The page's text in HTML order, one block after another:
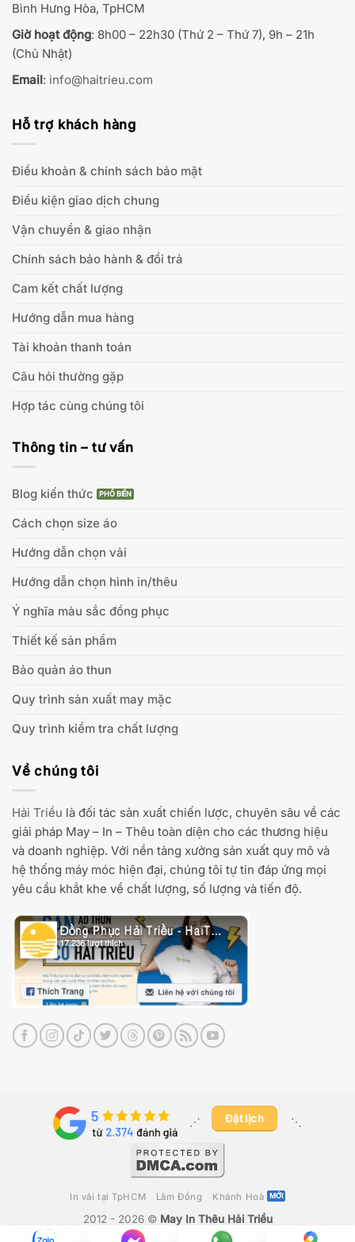
Bình Hưng Hòa, TpHCM
Giờ hoạt động: 8h00 – 22h30 (Thứ 2 – Thứ 7), 9h – 21h
(Chủ Nhật)
Email: info@haitrieu.com
Hỗ trợ khách hàng
Điều khoản & chính sách bảo mật
Điều kiện giao dịch chung
Vận chuyển & giao nhận
Chính sách bảo hành & đổi trả
Cam kết chất lượng
Hướng dẫn mua hàng
Tài khoản thanh toán
Câu hỏi thường gặp
Hợp tác cùng chúng tôi
Thông tin – tư vấn
Blog kiến thức
Cách chọn size áo
Hướng dẫn chọn vải
Hướng dẫn chọn hình in/thêu
Ý nghĩa màu sắc đồng phục
Thiết kế sản phẩm
Bảo quản áo thun
Quy trình sản xuất may mặc
Quy trình kiểm tra chất lượng
Về chúng tôi
Hải Triều là đối tác sản xuất chiến lược, chuyên sâu về các
giải pháp May – In – Thêu toàn diện cho các thương hiệu
và doanh nghiệp. Với nền tảng xưởng sản xuất quy mô và
hệ thống máy móc hiện đại, chúng tôi tự tin đáp ứng mọi
yêu cầu khắt khe về chất lượng, số lượng và tiến độ.
⋰ ​ Đặt lịch ⋱
In vải tại TpHCM Lâm Đồng Khánh Hoà
2012 - 2026 © May In Thêu Hải Triều
Công Ty TNHH Fika Việt Nam
– GPKD Số 0316280392 Do Sở Kế